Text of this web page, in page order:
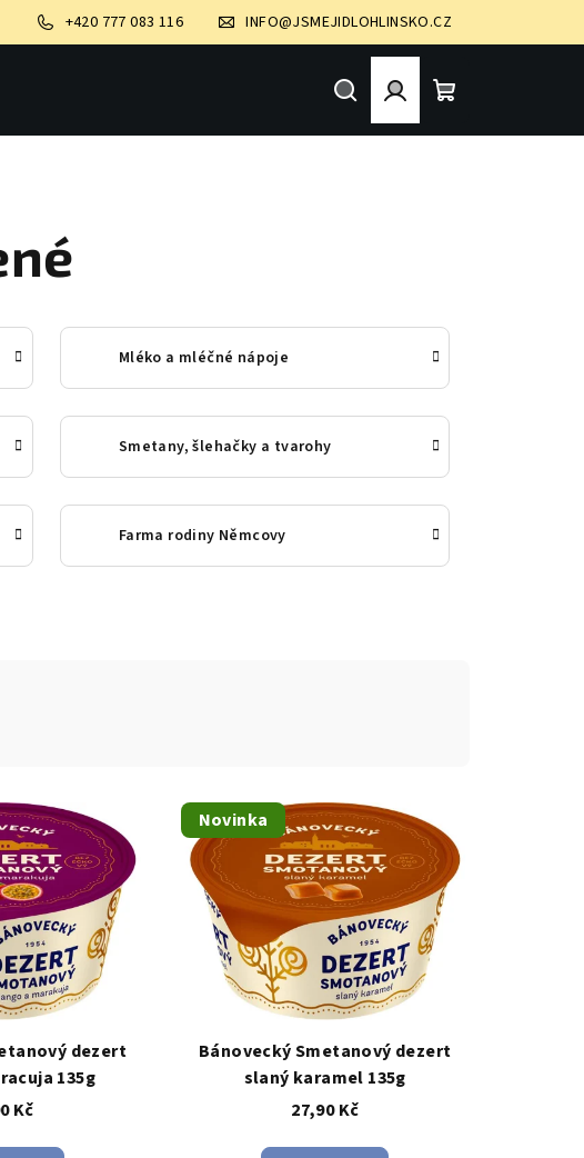
+420 777 083 116 INFO@JSMEJIDLOHLINSKO.CZ
HledatPřihlášení
Mléko a mléčné nápoje
Smetany, šlehačky a tvarohy
Farma rodiny Němcovy
dezert
135g
Kč
Novinka
Bánovecký Smetanový dezert
slaný karamel 135g
27,90 Kč